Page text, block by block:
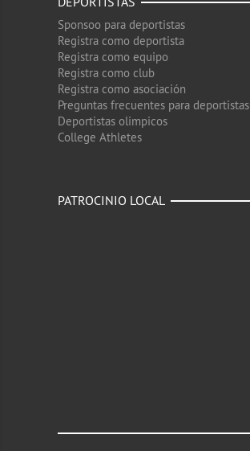
Sponsoo para deportistas
Registra como deportista
Registra como equipo
Registra como club
Registra como asociación
Preguntas frecuentes para deportistas
Deportistas olimpicos
College Athletes
PATROCINIO LOCAL